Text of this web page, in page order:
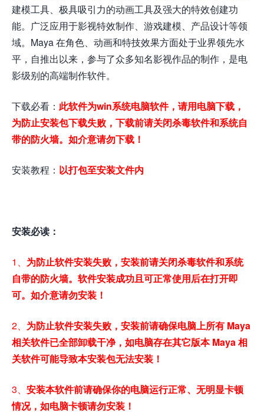
建模工具、极具吸引力的动画工具及强大的特效创建功
能。广泛应用于影视特效制作、游戏建模、产品设计等领
域。Maya 在角色、动画和特技效果方面处于业界领先水
平，自推出以来，参与了众多知名影视作品的制作，是电
影级别的高端制作软件。
下载必看： 此软件为win系统电脑软件，请用电脑下载，
为防止安装包下载失败，下载前请关闭杀毒软件和系统自
带的防火墙。如介意请勿下载！
安装教程： 以打包至安装文件内
安装必读：
1、 为防止软件安装失败，安装前请关闭杀毒软件和系统
自带的防火墙。软件安装成功且可正常使用后在打开即
可。如介意请勿安装！
2、 为防止软件安装失败，安装前请确保电脑上所有 Maya
相关软件已全部卸载干净，如电脑存在其它版本 Maya 相
关软件可能导致本安装包无法安装！
3、 安装本软件前请确保你的电脑运行正常、无明显卡顿
情况，如电脑卡顿请勿安装！